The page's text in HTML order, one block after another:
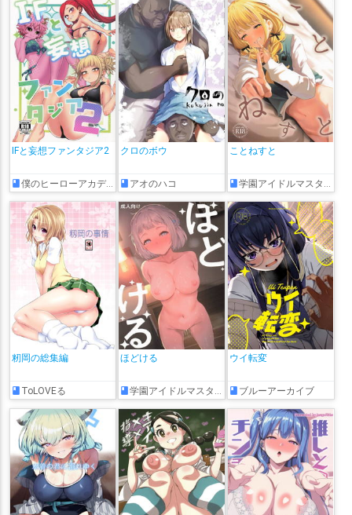
IFと妄想ファンタジア2
僕のヒーローアカデミア
クロのボウ
アオのハコ
ことねすと
学園アイドルマスター
籾岡の総集編
ToLOVEる
ほどける
学園アイドルマスター
ウイ転変
ブルーアーカイブ